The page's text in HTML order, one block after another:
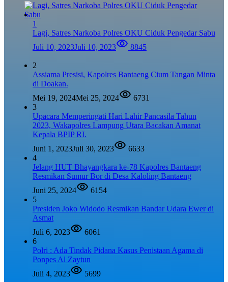
1
Lagi, Satres Narkoba Polres OKU Ciduk Pengedar Sabu
Juli 10, 2023Juli 10, 2023 8845
2
Assiama Presisi, Kapolres Bantaeng Cium Tangan Minta
di Doakan.
Mei 19, 2024Mei 25, 2024
6731
3
Upacara Memperingati Hari Lahir Pancasila Tahun
2023, Wakapolres Lampung Utara Bacakan Amanat
Kepala BPIP RI.
Juni 1, 2023Juli 30, 2023
6633
4
Jelang HUT Bhayangkara ke-78 Kapolres Bantaeng
Resmikan Sumur Bor di Desa Kaloling Bantaeng
Juni 25, 2024
6154
5
Presiden Joko Widodo Resmikan Bandar Udara Ewer di
Asmat
Juli 6, 2023
6061
6
Polri : Ada Tindak Pidana Kasus Penistaan Agama di
Ponpes Al Zaytun
Juli 4, 2023
5699